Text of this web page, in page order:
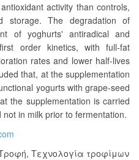
activity than controls,
The degradation of
of yoghurts' antiradical and
order kinetics, with full-fat
rates and lower half-lives
that, at the supplementation
yogurts with grape-seed
the supplementation is carried
in milk prior to fermentation.
, Τεχνολογία τροφίμων